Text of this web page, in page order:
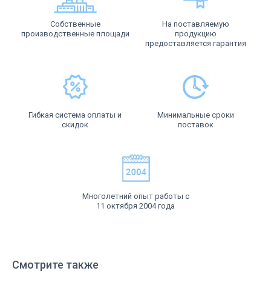
Собственные
производственные площади
На поставляемую
продукцию
предоставляется гарантия
Гибкая система оплаты и
скидок
Минимальные сроки
поставок
Многолетний опыт работы с
11 октября 2004 года
Смотрите также